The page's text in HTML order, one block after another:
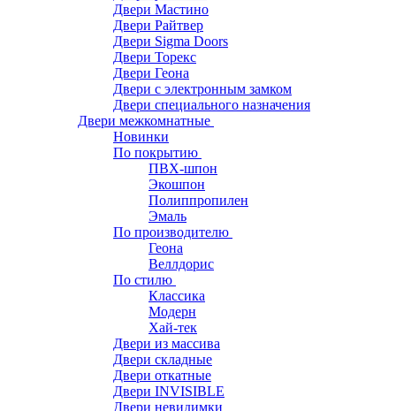
Двери Мастино
Двери Райтвер
Двери Sigma Doors
Двери Торекс
Двери Геона
Двери с электронным замком
Двери специального назначения
Двери межкомнатные
Новинки
По покрытию
ПВХ-шпон
Экошпон
Полиппропилен
Эмаль
По производителю
Геона
Веллдорис
По стилю
Классика
Модерн
Хай-тек
Двери из массива
Двери складные
Двери откатные
Двери INVISIBLE
Двери невидимки